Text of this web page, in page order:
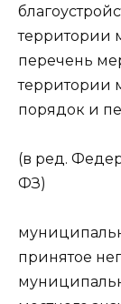
территории
перечень
территории
порядок и
(в ред.
ФЗ)
принятое